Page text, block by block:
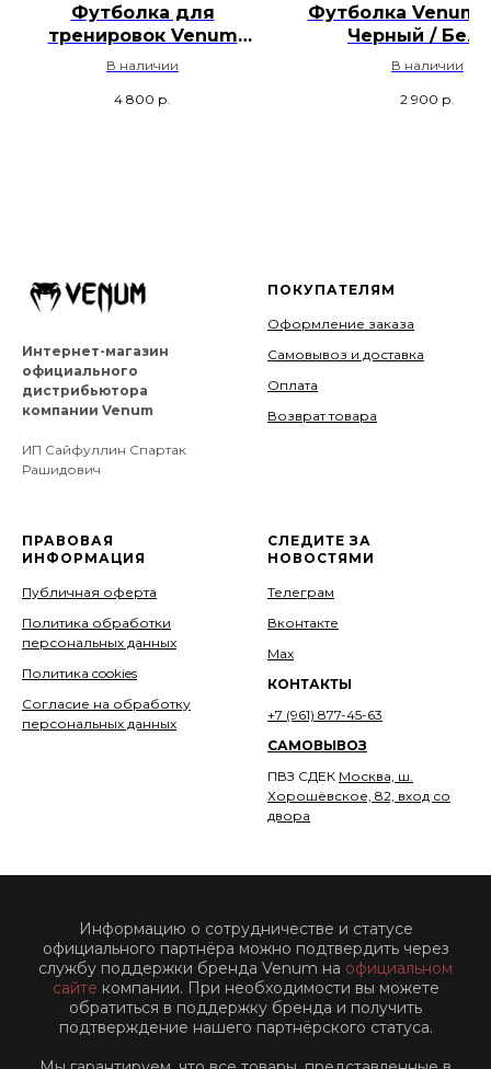
Футболка для
тренировок Venum
Aegis - Слоновая кость
В наличии
4 800 р.
Футболка Venum
Черный /
В наличии
2 900 р.
Интернет-магазин
официального
дистрибьютора
компании Venum
ИП Сайфуллин Спартак
Рашидович
ПОКУПАТЕЛЯМ
Оформление заказа
Самовывоз и доставка
Оплата
Возврат товара
ПРАВОВАЯ
ИНФОРМАЦИЯ
Публичная оферта
Политика обработки
персональных данных
Политика cookies
Согласие на обработку
персональных данных
СЛЕДИТЕ ЗА
НОВОСТЯМИ
Телеграм
Вконтакте
Мах
КОНТАКТЫ
+7 (961) 877-45-63
САМОВЫВОЗ
ПВЗ СДЕК Москва, ш.
Хорошёвское, 82, вход со
двора
Информацию о сотрудничестве и статусе
официального партнёра можно подтвердить через
службу поддержки бренда Venum на официальном
сайте компании. При необходимости вы можете
обратиться в поддержку бренда и получить
подтверждение нашего партнёрского статуса.